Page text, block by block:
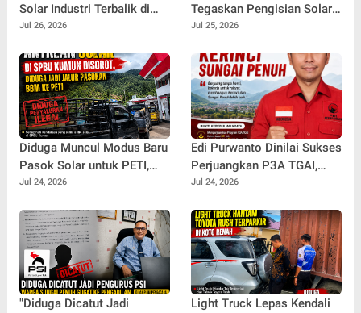
Solar Industri Terbalik di
Bedeng V Diduga Tak
Jul 26, 2026
Tegaskan Pengisian Solar
Subsidi Kendaraan Truck
Pertamina
Jul 25, 2026
Diduga Muncul Modus Baru
Pasok Solar untuk PETI,
Antrean Kendaraan di SPBU
Jul 24, 2026
Edi Purwanto Dinilai Sukses
Perjuangkan P3A TGAI,
Kerinci dan Sungai Penuh
Jambi
Jul 24, 2026
"Diduga Dicatut Jadi
Light Truck Lepas Kendali